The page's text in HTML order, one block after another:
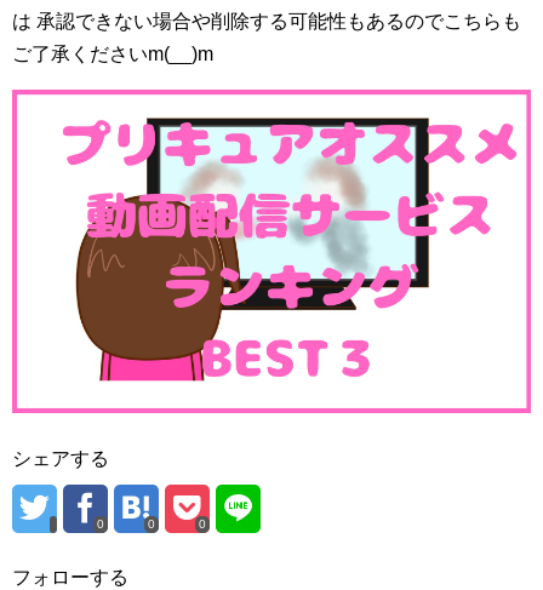
は 承認できない場合や削除する可能性もあるのでこちらも
ご了承くださいm(__)m
シェアする
0 0 0
フォローする